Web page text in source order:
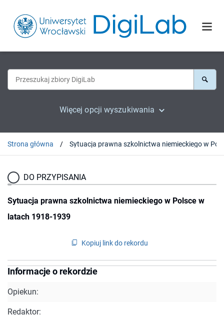
Więcej opcji wyszukiwania
Strona główna
DO PRZYPISANIA
Sytuacja prawna szkolnictwa niemieckiego w Polsce w
latach 1918-1939
Kopiuj link do rekordu
Informacje o rekordzie
Opiekun:
Redaktor: